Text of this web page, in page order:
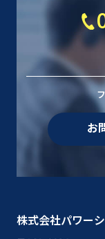
お
株式会社パワー